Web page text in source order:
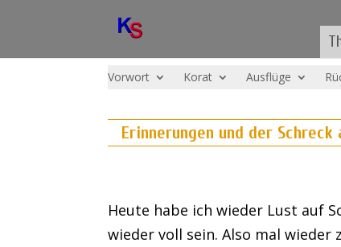
Vorwort Korat Ausflüge
Erinnerungen und der Schreck
Heute habe ich wieder Lust auf
wieder voll sein. Also mal